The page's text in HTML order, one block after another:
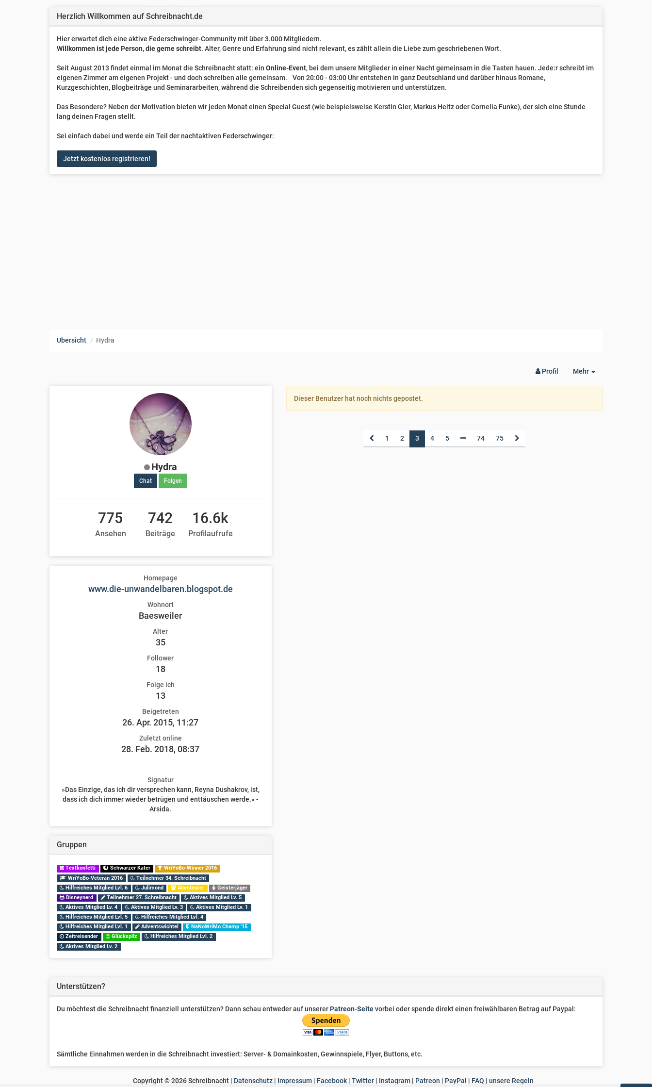
Herzlich Willkommen auf Schreibnacht.de
Hier erwartet dich eine aktive Federschwinger-Community mit über 3.000 Mitgliedern.
Willkommen ist jede Person, die gerne schreibt. Alter, Genre und Erfahrung sind nicht relevant, es zählt allein die Liebe zum geschriebenen Wort.
Seit August 2013 findet einmal im Monat die Schreibnacht statt: ein Online-Event, bei dem unsere Mitglieder in einer Nacht gemeinsam in die Tasten hauen. Jede:r schreibt im
eigenen Zimmer am eigenen Projekt - und doch schreiben alle gemeinsam. Von 20:00 - 03:00 Uhr entstehen in ganz Deutschland und darüber hinaus Romane,
Kurzgeschichten, Blogbeiträge und Seminararbeiten, während die Schreibenden sich gegenseitig motivieren und unterstützen.
Das Besondere? Neben der Motivation bieten wir jeden Monat einen Special Guest (wie beispielsweise Kerstin Gier, Markus Heitz oder Cornelia Funke), der sich eine Stunde
lang deinen Fragen stellt.
Sei einfach dabei und werde ein Teil der nachtaktiven Federschwinger:
Jetzt kostenlos registrieren!
Übersicht Hydra
Mehr
Toggle
Profil
Hydra
Chat Folgen
775
Ansehen
742
Beiträge
16.6k
Profilaufrufe
Homepage
www.die-unwandelbaren.blogspot.de
Wohnort
Baesweiler
Alter
35
Follower
18
Folge ich
13
Beigetreten
26. Apr. 2015, 11:27
Zuletzt online
28. Feb. 2018, 08:37
Signatur
»Das Einzige, das ich dir versprechen kann, Reyna Dushakrov, ist,
dass ich dich immer wieder betrügen und enttäuschen werde.« -
Arsida.
Gruppen
Textkonfetti Schwarzer Kater
WriYoBo-Winner 2016
WriYoBo-Veteran 2016
Teilnehmer 34. Schreibnacht
Hilfreiches Mitglied Lvl. 6
Julimond Abenteurer
Geisterjäger
Disneynerd
Teilnehmer 27. Schreibnacht
Aktives Mitglied Lv. 5
Aktives Mitglied Lv. 4
Aktives Mitglied Lv. 3
Aktives Mitglied Lv. 1
Hilfreiches Mitglied Lvl. 5
Hilfreiches Mitglied Lvl. 4
Hilfreiches Mitglied Lvl. 1
Adventswichtel
NaNoWriMo Champ '15
Zeitreisender
Glückspilz
Hilfreiches Mitglied Lvl. 2
Aktives Mitglied Lv. 2
Dieser Benutzer hat noch nichts gepostet.
1 2 3 4 5 74 75
Unterstützen?
Du möchtest die Schreibnacht finanziell unterstützen? Dann schau entweder auf unsererPatreon-Seitevorbei oder spende direkt einen freiwählbaren Betrag auf Paypal:
Sämtliche Einnahmen werden in die Schreibnacht investiert: Server- & Domainkosten, Gewinnspiele, Flyer, Buttons, etc.
Copyright ©2026Schreibnacht | Datenschutz | Impressum | Facebook | Twitter | Instagram | Patreon | PayPal | FAQ | unsere Regeln